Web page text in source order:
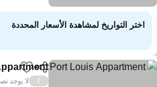
اختر التواريخ لمشاهدة الأسعار المحددة
مشاركة
لا يوجد